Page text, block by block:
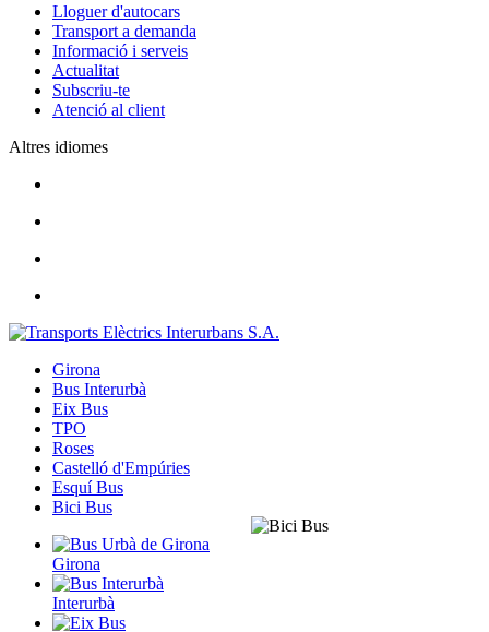
Lloguer d'autocars
Transport a demanda
Informació i serveis
Actualitat
Subscriu-te
Atenció al client
Altres idiomes
Girona
Bus Interurbà
Eix Bus
TPO
Roses
Castelló d'Empúries
Esquí Bus
Bici Bus
Girona
Interurbà